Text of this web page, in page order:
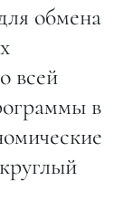
обмена
всей
в